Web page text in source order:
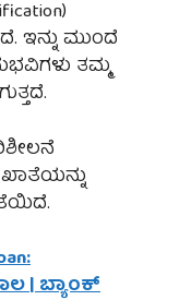
ಇನ್ನು ಮುಂದೆ
ತಮ್ಮ
| ಬ್ಯಾಂಕ್